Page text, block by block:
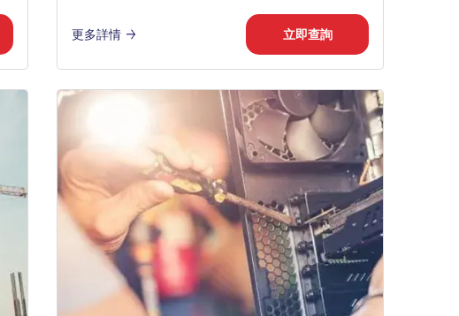
更多詳情 立即查詢